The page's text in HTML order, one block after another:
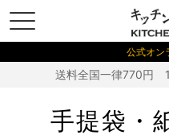
公式オン
送料全国一律770円
手提袋・